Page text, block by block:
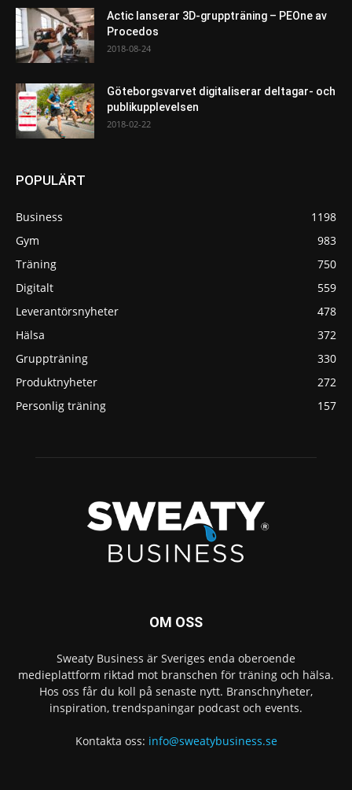
Actic lanserar 3D-gruppträning – PEOne av
Procedos
2018-08-24
Göteborgsvarvet digitaliserar deltagar- och
publikupplevelsen
2018-02-22
POPULÄRT
Business
1198
Gym
983
Träning
750
Digitalt
559
Leverantörsnyheter
478
Hälsa
372
Gruppträning
330
Produktnyheter
272
Personlig träning
157
OM OSS
Sweaty Business är Sveriges enda oberoende
medieplattform riktad mot branschen för träning och hälsa.
Hos oss får du koll på senaste nytt. Branschnyheter,
inspiration, trendspaningar podcast och events.
Kontakta oss: info@sweatybusiness.se